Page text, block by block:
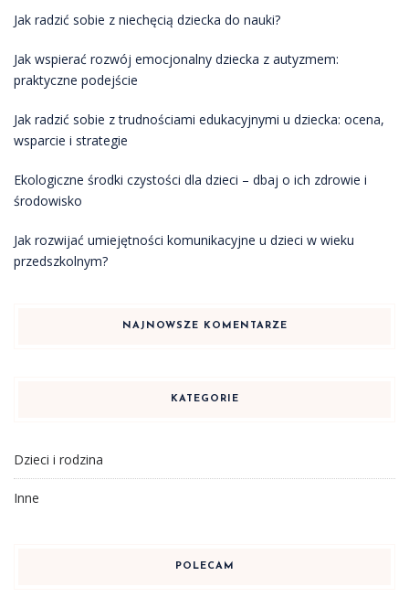
Jak radzić sobie z niechęcią dziecka do nauki?
Jak wspierać rozwój emocjonalny dziecka z autyzmem:
praktyczne podejście
Jak radzić sobie z trudnościami edukacyjnymi u dziecka: ocena,
wsparcie i strategie
Ekologiczne środki czystości dla dzieci – dbaj o ich zdrowie i
środowisko
Jak rozwijać umiejętności komunikacyjne u dzieci w wieku
przedszkolnym?
NAJNOWSZE KOMENTARZE
KATEGORIE
Dzieci i rodzina
Inne
POLECAM